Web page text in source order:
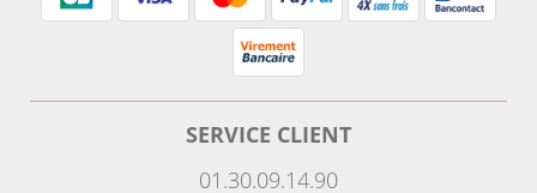
SERVICE CLIENT
01.30.09.14.90